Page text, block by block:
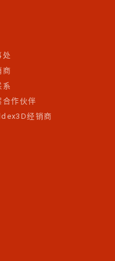
处
商
系
合作伙伴
经销商